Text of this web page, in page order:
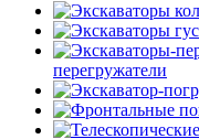
перегружатели